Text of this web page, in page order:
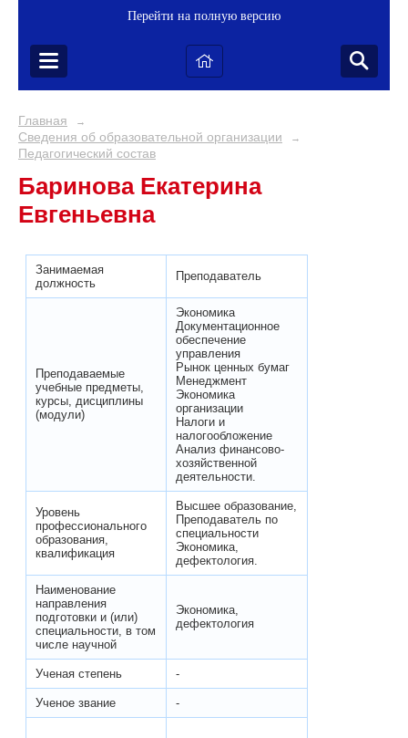
Перейти на полную версию
Главная →
Сведения об образовательной организации →
Педагогический состав
Баринова Екатерина
Евгеньевна
Занимаемая
должность
Преподаватель
Преподаваемые
учебные предметы,
курсы, дисциплины
(модули)
Экономика
Документационное
обеспечение
управления
Рынок ценных бумаг
Менеджмент
Экономика
организации
Налоги и
налогообложение
Анализ финансово-
хозяйственной
деятельности.
Уровень
профессионального
образования,
квалификация
Высшее образование,
Преподаватель по
специальности
Экономика,
дефектология.
Наименование
направления
подготовки и (или)
специальности, в том
числе научной
Экономика,
дефектология
Ученая степень -
Ученое звание -